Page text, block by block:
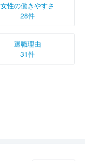
女性の働きやすさ
28件
退職理由
31件